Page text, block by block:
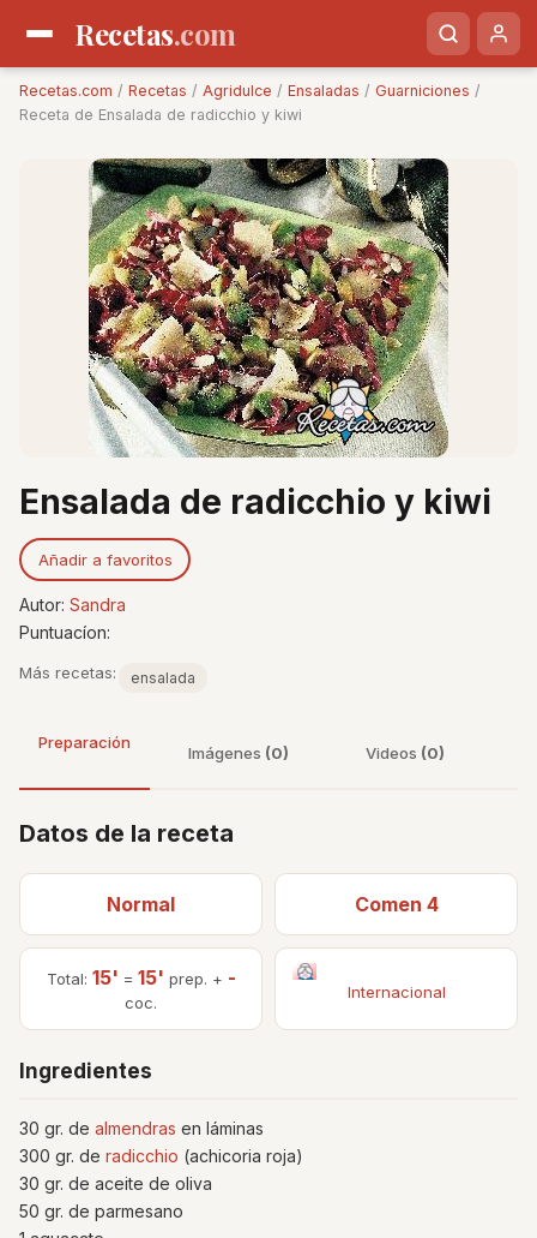
Recetas.com
Recetas.com / Recetas / Agridulce / Ensaladas / Guarniciones /
Receta de Ensalada de radicchio y kiwi
Ensalada de radicchio y kiwi
Añadir a favoritos
Autor: Sandra
Puntuacíon:
Más recetas: ensalada
Preparación
Imágenes (0) Videos (0)
Datos de la receta
Normal Comen 4
Total: 15' = 15' prep. + -
coc.
Internacional
Ingredientes
30 gr. de almendras en láminas
300 gr. de radicchio (achicoria roja)
30 gr. de aceite de oliva
50 gr. de parmesano